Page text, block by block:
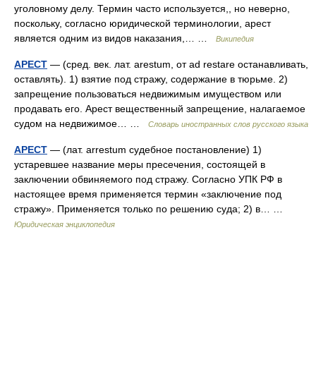
уголовному делу. Термин часто используется,, но неверно,
поскольку, согласно юридической терминологии, арест
является одним из видов наказания,… …
Википедия
АРЕСТ — (сред. век. лат. arestum, от ad restare останавливать,
оставлять). 1) взятие под стражу, содержание в тюрьме. 2)
запрещение пользоваться недвижимым имуществом или
продавать его. Арест вещественный запрещение, налагаемое
судом на недвижимое… …
Словарь иностранных слов русского языка
АРЕСТ — (лат. arrestum судебное постановление) 1)
устаревшее название меры пресечения, состоящей в
заключении обвиняемого под стражу. Согласно УПК РФ в
настоящее время применяется термин «заключение под
стражу». Применяется только по решению суда; 2) в… …
Юридическая энциклопедия